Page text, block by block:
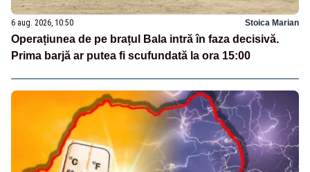
6 aug. 2026, 10:50 Stoica Marian
Operațiunea de pe brațul Bala intră în faza decisivă.
Prima barjă ar putea fi scufundată la ora 15:00